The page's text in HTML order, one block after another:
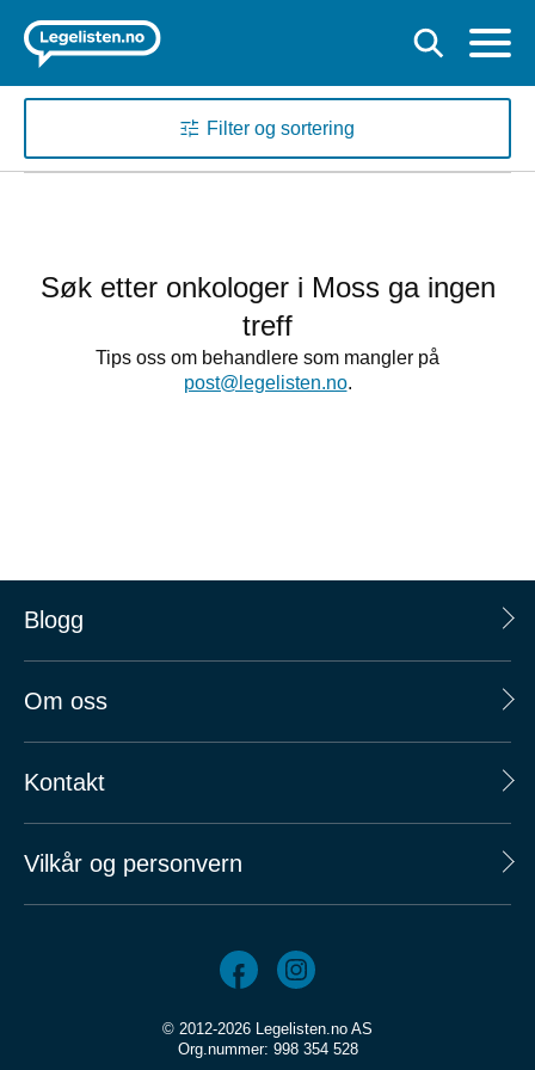
Filter og sortering
Søk etter onkologer i Moss ga ingen
treff
Tips oss om behandlere som mangler på
post@legelisten.no.
Blogg
Om oss
Kontakt
Vilkår og personvern
© 2012-2026 Legelisten.no AS
Org.nummer: 998 354 528